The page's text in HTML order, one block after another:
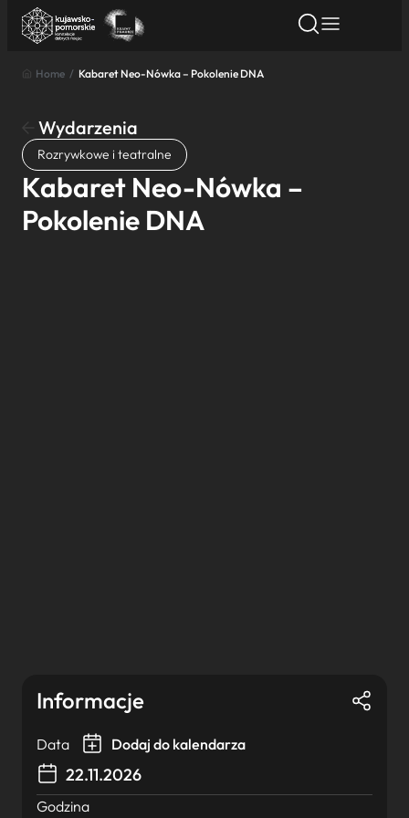
Znajdź atrakcję
Nazwa atrakcji
Miasto
Home / Kabaret Neo-Nówka – Pokolenie DNA
Wydarzenia
Rozrywkowe i teatralne
Kabaret Neo-Nówka –
Pokolenie DNA
Informacje
Data Dodaj do kalendarza
22.11.2026
Godzina